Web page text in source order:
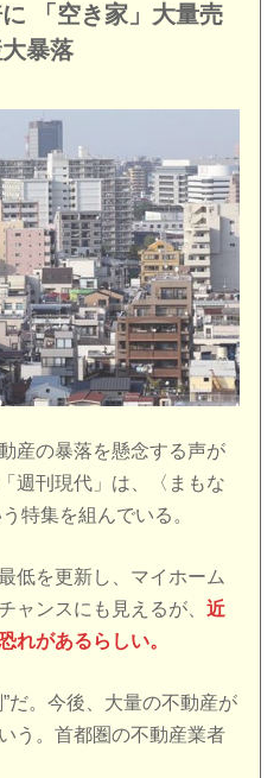
「空き家」大量売
暴落
産の暴落を懸念する声が
週刊現代」は、〈まもな
特集を組んでいる。
低を更新し、マイホーム
ャンスにも見えるが、近
れがあるらしい。
だ。今後、大量の不動産が
う。首都圏の不動産業者